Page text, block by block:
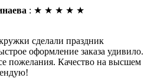
: ★ ★ ★ ★ ★
сделали праздник
оформление заказа удивило.
пожелания. Качество на высшем